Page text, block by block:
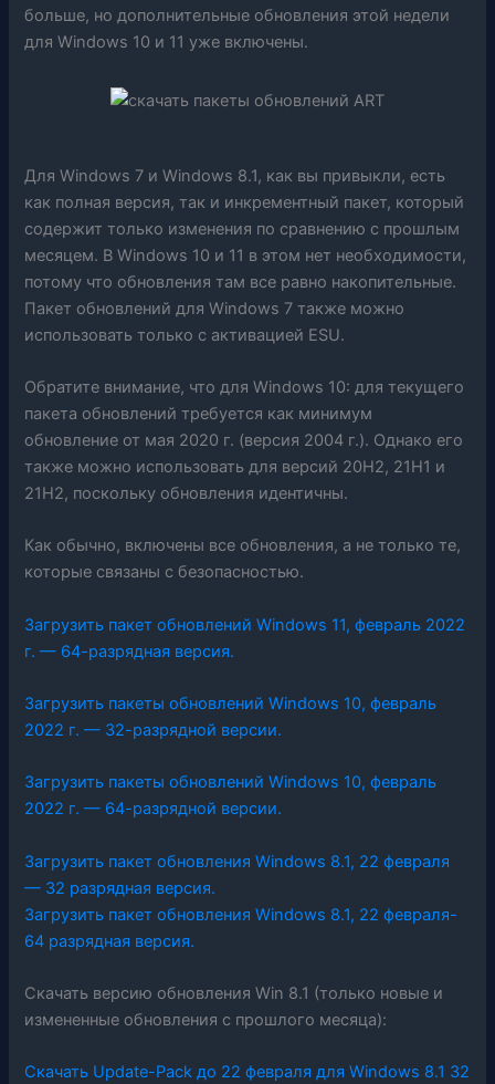
больше, но дополнительные обновления этой недели
для Windows 10 и 11 уже включены.
Для Windows 7 и Windows 8.1, как вы привыкли, есть
как полная версия, так и инкрементный пакет, который
содержит только изменения по сравнению с прошлым
месяцем. В Windows 10 и 11 в этом нет необходимости,
потому что обновления там все равно накопительные.
Пакет обновлений для Windows 7 также можно
использовать только с активацией ESU.
Обратите внимание, что для Windows 10: для текущего
пакета обновлений требуется как минимум
обновление от мая 2020 г. (версия 2004 г.). Однако его
также можно использовать для версий 20H2, 21H1 и
21H2, поскольку обновления идентичны.
Как обычно, включены все обновления, а не только те,
которые связаны с безопасностью.
Загрузить пакет обновлений Windows 11, февраль 2022
г. — 64-разрядная версия.
Загрузить пакеты обновлений Windows 10, февраль
2022 г. — 32-разрядной версии.
Загрузить пакеты обновлений Windows 10, февраль
2022 г. — 64-разрядной версии.
Загрузить пакет обновления Windows 8.1, 22 февраля
— 32 разрядная версия.
Загрузить пакет обновления Windows 8.1, 22 февраля-
64 разрядная версия.
Скачать версию обновления Win 8.1 (только новые и
измененные обновления с прошлого месяца):
Скачать Update-Pack до 22 февраля для Windows 8.1 32